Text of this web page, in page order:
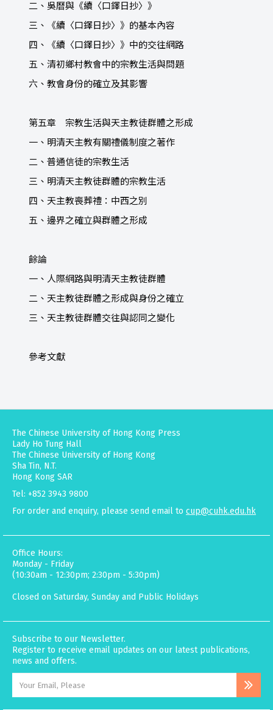
二、吳曆與《續〈口鐸日抄〉》
三、《續〈口鐸日抄〉》的基本內容
四、《續〈口鐸日抄〉》中的交往網路
五、清初鄉村教會中的宗教生活與問題
六、教會身份的確立及其影響
第五章 宗教生活與天主教徒群體之形成
一、明清天主教有關禮儀制度之著作
二、普通信徒的宗教生活
三、明清天主教徒群體的宗教生活
四、天主教喪葬禮：中西之別
五、邊界之確立與群體之形成
餘論
一、人際網路與明清天主教徒群體
二、天主教徒群體之形成與身份之確立
三、天主教徒群體交往與認同之變化
參考文獻
The Chinese University of Hong Kong Press
Lady Ho Tung Hall
The Chinese University of Hong Kong
Sha Tin, N.T.
Hong Kong SAR
Tel: +852 3943 9800
For order and enquiry, please send email to cup@cuhk.edu.hk
Office Hours:
Monday - Friday
(10:30am - 12:30pm; 2:30pm - 5:30pm)
Closed on Saturday, Sunday and Public Holidays
Subscribe to our Newsletter.
Register to receive email updates on our latest publications,
news and offers.